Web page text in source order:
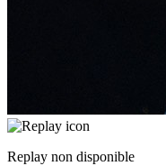
Replay non disponible